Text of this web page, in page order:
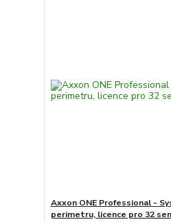
Axxon ONE Professional -
perimetru, licence pro 32